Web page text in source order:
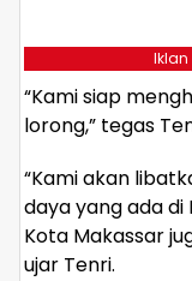
Iklan
“Kami siap
lorong,” tegas
“Kami akan
daya yang ada di
Kota Makassar
ujar Tenri.